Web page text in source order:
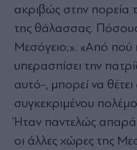
ακριβώς στην πορεία
της θάλασσας. Πόσους
Μεσόγειο;». «Από πού
υπερασπίσει την
αυτό-, μπορεί να
συγκεκριμένου
Ήταν παντελώς
οι άλλες χώρες της